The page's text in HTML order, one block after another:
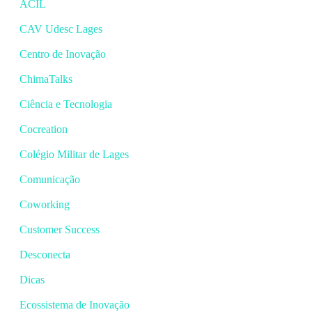
ACIL
CAV Udesc Lages
Centro de Inovação
ChimaTalks
Ciência e Tecnologia
Cocreation
Colégio Militar de Lages
Comunicação
Coworking
Customer Success
Desconecta
Dicas
Ecossistema de Inovação